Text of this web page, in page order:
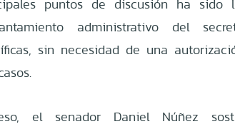
puntos de discusión ha sido
administrativo del
sin necesidad de una
el senador Daniel Núñez